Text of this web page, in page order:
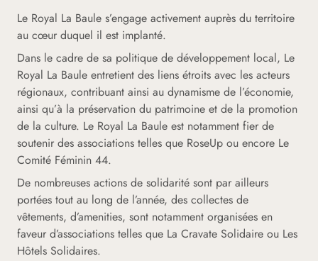
Le Royal La Baule s’engage activement auprès du territoire
au cœur duquel il est implanté.
Dans le cadre de sa politique de développement local, Le
Royal La Baule entretient des liens étroits avec les acteurs
régionaux, contribuant ainsi au dynamisme de l’économie,
ainsi qu’à la préservation du patrimoine et de la promotion
de la culture. Le Royal La Baule est notamment fier de
soutenir des associations telles que RoseUp ou encore Le
Comité Féminin 44.
De nombreuses actions de solidarité sont par ailleurs
portées tout au long de l’année, des collectes de
vêtements, d’amenities, sont notamment organisées en
faveur d’associations telles que La Cravate Solidaire ou Les
Hôtels Solidaires.